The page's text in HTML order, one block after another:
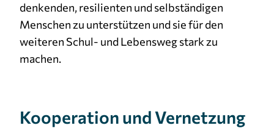
denkenden, resilienten und selbständigen
Menschen zu unterstützen und sie für den
weiteren Schul- und Lebensweg stark zu
machen.
Kooperation und Vernetzung